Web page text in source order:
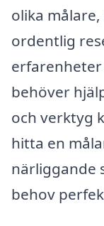
olika
ordentlig
behöver
och verktyg
hitta en
närliggande
behov